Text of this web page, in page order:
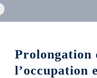
Prolongation
l’occupation